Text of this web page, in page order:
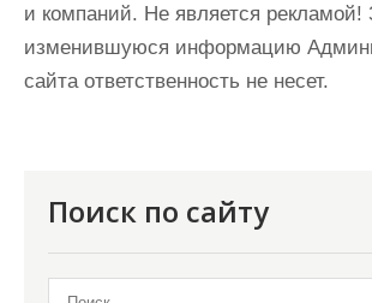
и компаний. Не является рекламой!
изменившуюся информацию
сайта ответственность не несет.
Поиск по сайту